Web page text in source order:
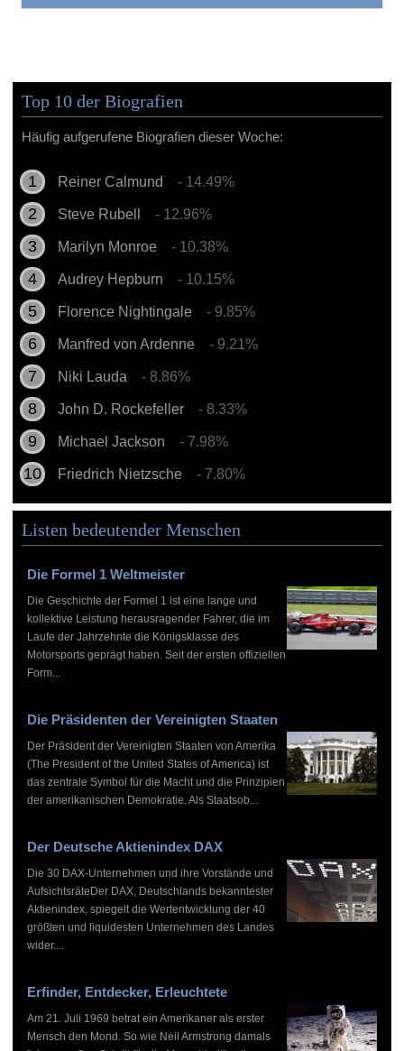
Top 10 der Biografien
Häufig aufgerufene Biografien dieser Woche:
Reiner Calmund - 14.49%
Steve Rubell - 12.96%
Marilyn Monroe - 10.38%
Audrey Hepburn - 10.15%
Florence Nightingale - 9.85%
Manfred von Ardenne - 9.21%
Niki Lauda - 8.86%
John D. Rockefeller - 8.33%
Michael Jackson - 7.98%
Friedrich Nietzsche - 7.80%
Listen bedeutender Menschen
Die Formel 1 Weltmeister
Die Geschichte der Formel 1 ist eine lange und
kollektive Leistung herausragender Fahrer, die im
Laufe der Jahrzehnte die Königsklasse des
Motorsports geprägt haben. Seit der ersten offiziellen
Form...
Die Präsidenten der Vereinigten Staaten
Der Präsident der Vereinigten Staaten von Amerika
(The President of the United States of America) ist
das zentrale Symbol für die Macht und die Prinzipien
der amerikanischen Demokratie. Als Staatsob...
Der Deutsche Aktienindex DAX
Die 30 DAX-Unternehmen und ihre Vorstände und
AufsichtsräteDer DAX, Deutschlands bekanntester
Aktienindex, spiegelt die Wertentwicklung der 40
größten und liquidesten Unternehmen des Landes
wider....
Erfinder, Entdecker, Erleuchtete
Am 21. Juli 1969 betrat ein Amerikaner als erster
Mensch den Mond. So wie Neil Armstrong damals